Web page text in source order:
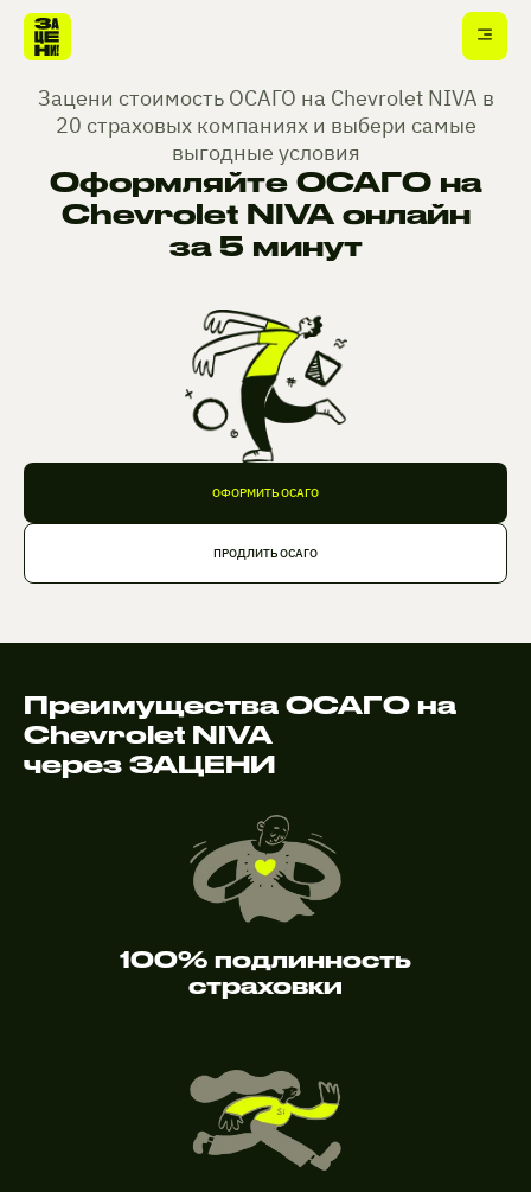
Зацени стоимость ОСАГО на Chevrolet NIVA в
20 страховых компаниях и выбери самые
выгодные условия
Оформляйте ОСАГО на
Chevrolet NIVA онлайн
за 5 минут
ОФОРМИТЬ ОСАГО
ПРОДЛИТЬ ОСАГО
Преимущества ОСАГО на
Chevrolet NIVA
через ЗАЦЕНИ
100% подлинность
страховки